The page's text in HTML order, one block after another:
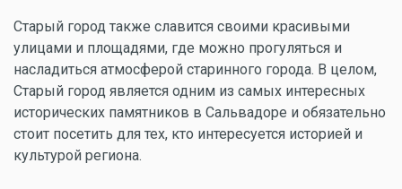
Старый город также славится своими красивыми
улицами и площадями, где можно прогуляться и
насладиться атмосферой старинного города. В целом,
Старый город является одним из самых интересных
исторических памятников в Сальвадоре и обязательно
стоит посетить для тех, кто интересуется историей и
культурой региона.